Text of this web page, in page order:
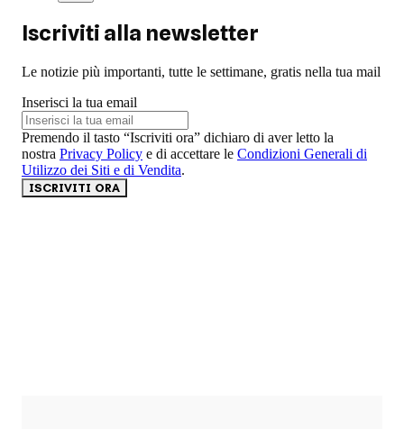
Iscriviti alla newsletter
Le notizie più importanti, tutte le settimane, gratis nella tua mail
Inserisci la tua email
Premendo il tasto “Iscriviti ora” dichiaro di aver letto la
nostra Privacy Policy e di accettare le Condizioni Generali di
Utilizzo dei Siti e di Vendita.
ISCRIVITI ORA